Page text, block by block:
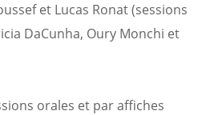
et Lucas Ronat (sessions
DaCunha, Oury Monchi et
orales et par affiches